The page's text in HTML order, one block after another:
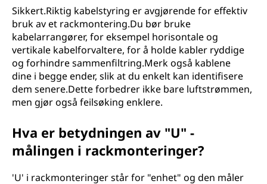
Sikkert.Riktig kabelstyring er avgjørende for effektiv
bruk av et rackmontering.Du bør bruke
kabelarrangører, for eksempel horisontale og
vertikale kabelforvaltere, for å holde kabler ryddige
og forhindre sammenfiltring.Merk også kablene
dine i begge ender, slik at du enkelt kan identifisere
dem senere.Dette forbedrer ikke bare luftstrømmen,
men gjør også feilsøking enklere.
Hva er betydningen av "U" -
målingen i rackmonteringer?
'U' i rackmonteringer står for "enhet" og den måler